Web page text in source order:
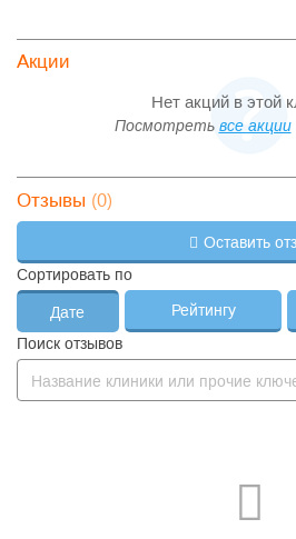
Акции
Нет акций в этой
Посмотреть все акции
Отзывы (0)
Оставить
Сортировать по
Дате Рейтингу
Поиск отзывов